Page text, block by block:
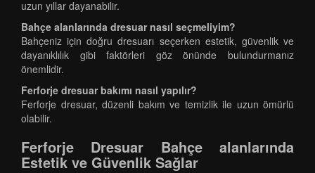
uzun yıllar dayanabilir.
Bahçe alanlarında dresuar nasıl seçmeliyim?
Bahçeniz için doğru dresuarı seçerken estetik, güvenlik ve
dayanıklılık gibi faktörleri göz önünde bulundurmanız
önemlidir.
Ferforje dresuar bakımı nasıl yapılır?
Ferforje dresuar, düzenli bakım ve temizlik ile uzun ömürlü
olabilir.
Ferforje Dresuar Bahçe alanlarında
Estetik ve Güvenlik Sağlar